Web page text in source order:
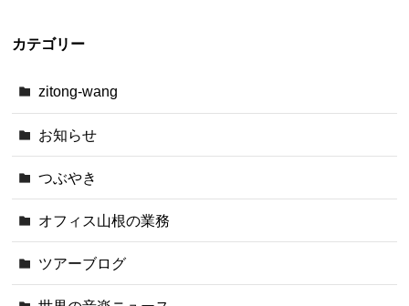
カテゴリー
zitong-wang
お知らせ
つぶやき
オフィス山根の業務
ツアーブログ